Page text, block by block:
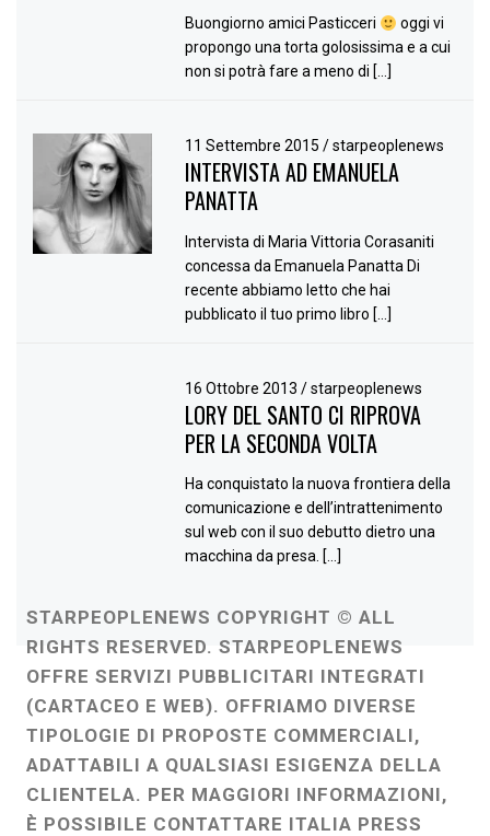
Buongiorno amici Pasticceri
oggi vi
propongo una torta golosissima e a cui
non si potrà fare a meno di […]
11 Settembre 2015/ starpeoplenews
INTERVISTA AD EMANUELA
PANATTA
Intervista di Maria Vittoria Corasaniti
concessa da Emanuela Panatta Di
recente abbiamo letto che hai
pubblicato il tuo primo libro […]
16 Ottobre 2013/ starpeoplenews
LORY DEL SANTO CI RIPROVA
PER LA SECONDA VOLTA
Ha conquistato la nuova frontiera della
comunicazione e dell’intrattenimento
sul web con il suo debutto dietro una
macchina da presa. […]
STARPEOPLENEWS COPYRIGHT © ALL
RIGHTS RESERVED. STARPEOPLENEWS
OFFRE SERVIZI PUBBLICITARI INTEGRATI
(CARTACEO E WEB). OFFRIAMO DIVERSE
TIPOLOGIE DI PROPOSTE COMMERCIALI,
ADATTABILI A QUALSIASI ESIGENZA DELLA
CLIENTELA. PER MAGGIORI INFORMAZIONI,
È POSSIBILE CONTATTARE ITALIA PRESS